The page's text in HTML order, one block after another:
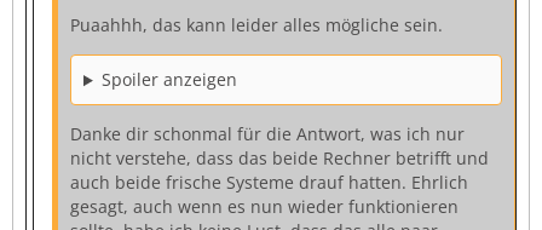
Puaahhh, das kann leider alles mögliche sein.
Spoiler anzeigen
Danke dir schonmal für die Antwort, was ich nur
nicht verstehe, dass das beide Rechner betrifft und
auch beide frische Systeme drauf hatten. Ehrlich
gesagt, auch wenn es nun wieder funktionieren